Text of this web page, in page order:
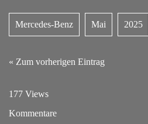
Mercedes-Benz Mai 2025
« Zum vorherigen Eintrag
177 Views
Kommentare